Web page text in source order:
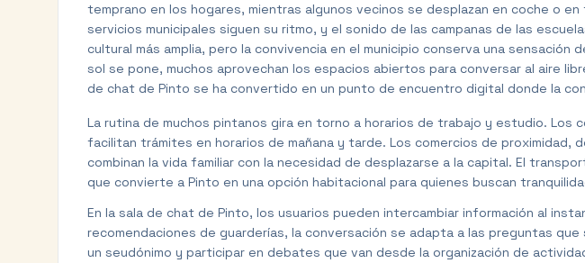
temprano en los hogares, mientras algunos vecinos se desplazan en coche o
servicios municipales siguen su ritmo, y el sonido de las campanas de las
cultural más amplia, pero la convivencia en el municipio conserva una
sol se pone, muchos aprovechan los espacios abiertos para conversar al aire
de chat de Pinto se ha convertido en un punto de encuentro digital donde la
La rutina de muchos pintanos gira en torno a horarios de trabajo y estudio.
facilitan trámites en horarios de mañana y tarde. Los comercios de
combinan la vida familiar con la necesidad de desplazarse a la capital. El
que convierte a Pinto en una opción habitacional para quienes buscan
En la sala de chat de Pinto, los usuarios pueden intercambiar información al
recomendaciones de guarderías, la conversación se adapta a las preguntas
un seudónimo y participar en debates que van desde la organización de